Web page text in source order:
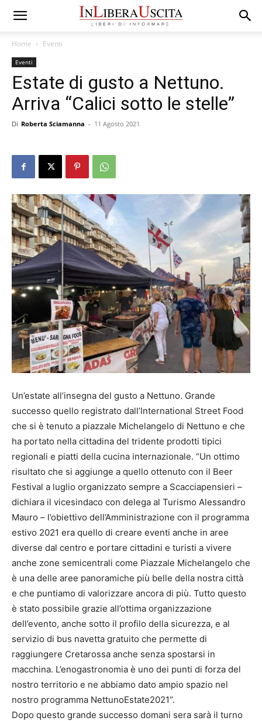
Home Eventi
Eventi
Estate di gusto a Nettuno.
Arriva “Calici sotto le stelle”
Di Roberta Sciamanna - 11 Agosto 2021
Un’estate all’insegna del gusto a Nettuno. Grande
successo quello registrato dall’International Street Food
che si è tenuto a piazzale Michelangelo di Nettuno e che
ha portato nella cittadina del tridente prodotti tipici
regionali e piatti della cucina internazionale. “Un ottimo
risultato che si aggiunge a quello ottenuto con il Beer
Festival a luglio organizzato sempre a Scacciapensieri –
dichiara il vicesindaco con delega al Turismo Alessandro
Mauro – l’obiettivo dell’Amministrazione con il programma
estivo 2021 era quello di creare eventi anche in aree
diverse dal centro e portare cittadini e turisti a vivere
anche zone semicentrali come Piazzale Michelangelo che
è una delle aree panoramiche più belle della nostra città
e che puntiamo di valorizzare ancora di più. Tutto questo
è stato possibile grazie all’ottima organizzazione
dell’evento, anche sotto il profilo della sicurezza, e al
servizio di bus navetta gratuito che permette di
raggiungere Cretarossa anche senza spostarsi in
macchina. L’enogastronomia è uno dei punti di forza del
nostro territorio e ne abbiamo dato ampio spazio nel
nostro programma NettunoEstate2021”.
Dopo questo grande successo domani sera sarà il turno